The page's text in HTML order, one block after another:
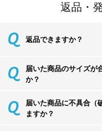
返品・
返品できますか？
届いた商品のサイズが
か？
届いた商品に不具合（
ますか？